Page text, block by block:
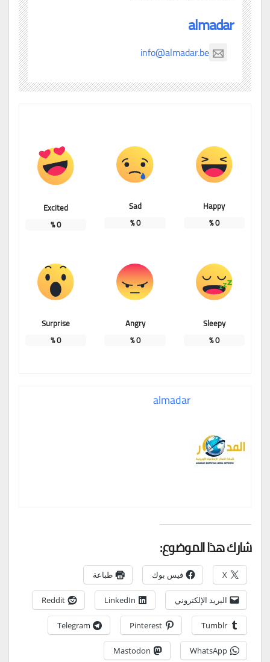
almadar
info@almadar.be
Happy
0
%
Sad
0
%
Excited
0
%
Sleepy
0
%
Angry
0
%
Surprise
0
%
almadar
شارك هذا الموضوع:
X فيس بوك طباعة
البريد الإلكتروني LinkedIn
Reddit
Tumblr
Pinterest
Telegram
WhatsApp
Mastodon